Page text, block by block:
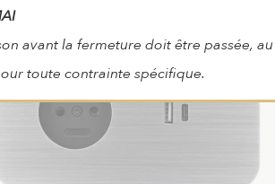
avant la fermeture doit être passée,
toute contrainte spécifique.